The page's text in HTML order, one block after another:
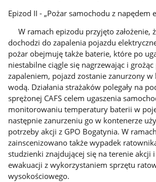
Epizod II - „Pożar samochodu z napędem
W ramach epizodu przyjęto założenie,
dochodzi do zapalenia pojazdu
pożar obejmuję także baterie, które po
niestabilne ciągle się nagrzewając i
zapaleniem, pojazd zostanie zanurzony w
wodą. Działania strażaków polegały na
sprężonej CAFS celem ugaszenia
monitorowaniu temperatury baterii w
następnie zanurzeniu go w kontenerze
potrzeby akcji z GPO Bogatynia. W
zainscenizowano także wypadek
studzienki znajdującej się na terenie akcji i
ewakuacji z wykorzystaniem sprzętu
wysokościowego.